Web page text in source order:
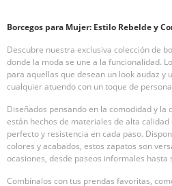
Borcegos para Mujer: Estilo Rebelde y
Descubre nuestra exclusiva colección de
donde la moda se une a la funcionalidad.
para aquellas que desean un look audaz
cualquier atuendo con un toque de
Diseñados pensando en la comodidad y
están hechos de materiales de alta
perfecto y resistencia en cada paso.
colores y acabados, estos zapatos son
ocasiones, desde paseos informales hasta
Combínalos con tus prendas favoritas,